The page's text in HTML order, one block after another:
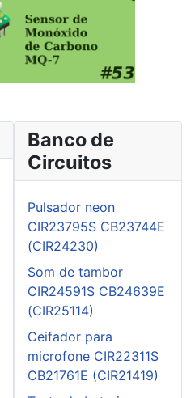
Banco de
Circuitos
Pulsador neon
CIR23795S CB23744E
(CIR24230)
Som de tambor
CIR24591S CB24639E
(CIR25114)
Ceifador para
microfone CIR22311S
CB21761E (CIR21419)